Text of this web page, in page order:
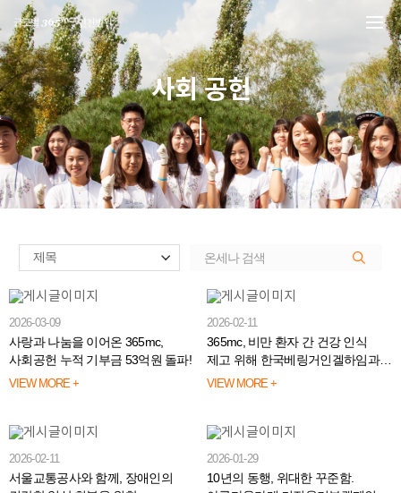
본문 바로가기
사회 공헌
2026-03-09
사랑과 나눔을 이어온 365mc,
사회공헌 누적 기부금 53억원 돌파!
VIEW MORE +
2026-02-11
365mc, 비만 환자 간 건강 인식
제고 위해 한국베링거인겔하임과
맞손👏
VIEW MORE +
2026-02-11
서울교통공사와 함께, 장애인의
2026-01-29
10년의 동행, 위대한 꾸준함.